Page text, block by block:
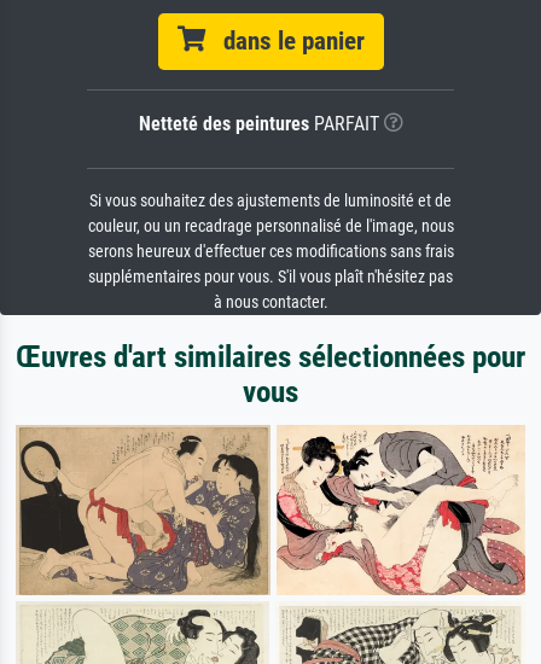
dans le panier
Netteté des peinturesPARFAIT
Si vous souhaitez des ajustements de luminosité et de
couleur, ou un recadrage personnalisé de l'image, nous
serons heureux d'effectuer ces modifications sans frais
supplémentaires pour vous. S'il vous plaît n'hésitez pas
à nous contacter.
Œuvres d'art similaires sélectionnées pour
vous